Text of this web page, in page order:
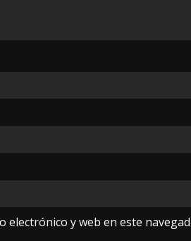
electrónico y web en este